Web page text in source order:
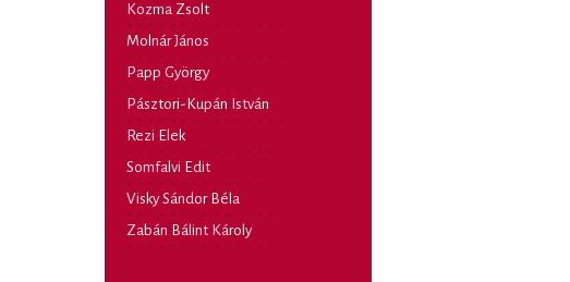
Kozma Zsolt
Molnár János
Papp György
Pásztori-Kupán István
Rezi Elek
Somfalvi Edit
Visky Sándor Béla
Zabán Bálint Károly